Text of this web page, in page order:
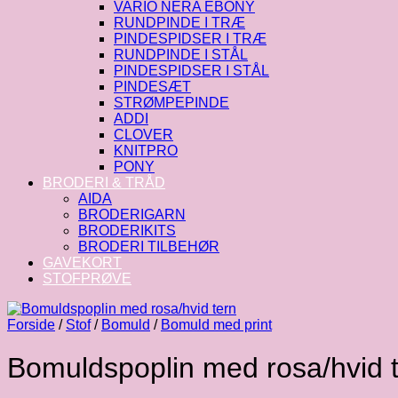
VARIO NERA EBONY
RUNDPINDE I TRÆ
PINDESPIDSER I TRÆ
RUNDPINDE I STÅL
PINDESPIDSER I STÅL
PINDESÆT
STRØMPEPINDE
ADDI
CLOVER
KNITPRO
PONY
BRODERI & TRÅD
AIDA
BRODERIGARN
BRODERIKITS
BRODERI TILBEHØR
GAVEKORT
STOFPRØVE
Forside / Stof / Bomuld / Bomuld med print
Bomuldspoplin med rosa/hvid